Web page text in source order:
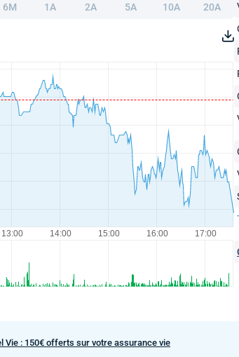
6M 1A 2A 5A 10A 20A
Vie : 150€ offerts sur votre assurance vie